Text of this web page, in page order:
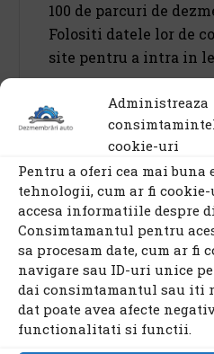
Administreaza
cookie-uri
Pentru a oferi cea mai buna
tehnologii, cum ar fi
accesa informatiile despre
Consimtamantul pentru
sa procesam date, cum ar fi
navigare sau ID-uri unice
dai consimtamantul sau iti
dat poate avea afecte
functionalitati si functii.
100 de parcuri de
Folositi datele lor de
site pentru a intra in
Cum sunt organizate firmele
Firmele de
organizate pe judete si